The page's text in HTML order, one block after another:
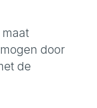
door
de